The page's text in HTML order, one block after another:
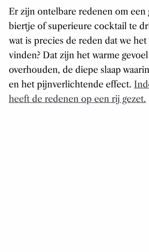
Er zijn ontelbare redenen om een
biertje of superieure cocktail te
wat is precies de reden dat we
vinden? Dat zijn het warme
overhouden, de diepe slaap
en het pijnverlichtende effect.
heeft de redenen op een rij gezet.